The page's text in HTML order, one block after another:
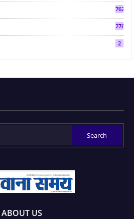
7624
2763
2
ABOUT US